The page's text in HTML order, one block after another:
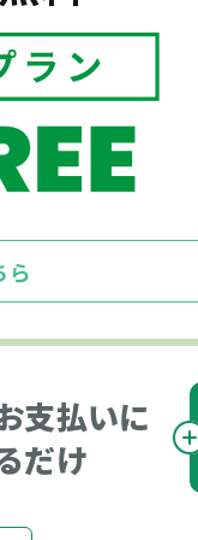
ら
支払いに
だけ